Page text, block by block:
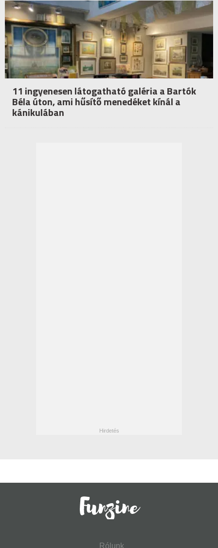
11 ingyenesen látogatható galéria a Bartók
Béla úton, ami hűsítő menedéket kínál a
kánikulában
Rólunk